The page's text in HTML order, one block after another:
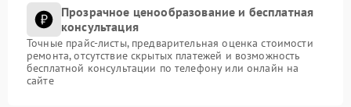
Прозрачное ценообразование и бесплатная
консультация
Точные прайс-листы, предварительная оценка стоимости
ремонта, отсутствие скрытых платежей и возможность
бесплатной консультации по телефону или онлайн на
сайте